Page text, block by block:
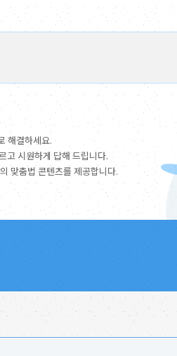
해결하세요.
고 시원하게 답해 드립니다.
맞춤법 콘텐츠를 제공합니다.